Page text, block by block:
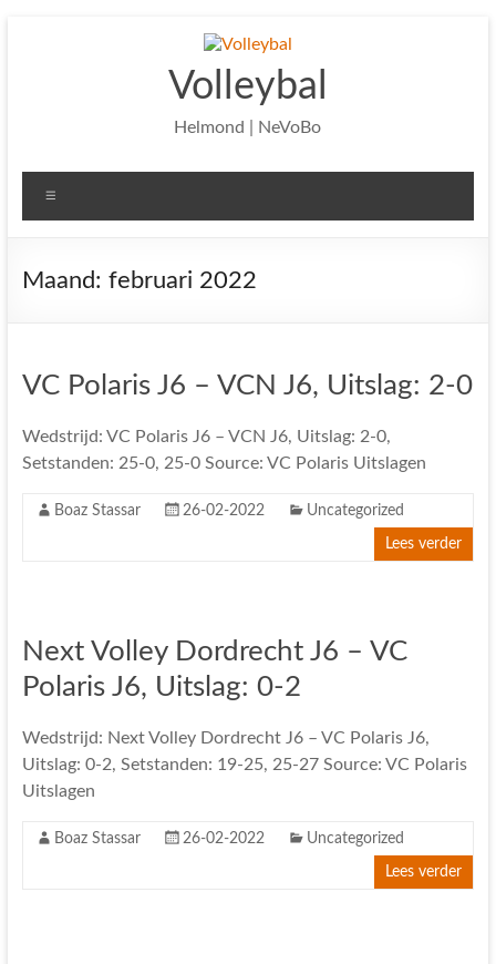
Volleybal
Helmond | NeVoBo
Maand: februari 2022
VC Polaris J6 – VCN J6, Uitslag: 2-0
Wedstrijd: VC Polaris J6 – VCN J6, Uitslag: 2-0,
Setstanden: 25-0, 25-0 Source: VC Polaris Uitslagen
Boaz Stassar 26-02-2022 Uncategorized
Lees verder
Next Volley Dordrecht J6 – VC
Polaris J6, Uitslag: 0-2
Wedstrijd: Next Volley Dordrecht J6 – VC Polaris J6,
Uitslag: 0-2, Setstanden: 19-25, 25-27 Source: VC Polaris
Uitslagen
Boaz Stassar 26-02-2022 Uncategorized
Lees verder